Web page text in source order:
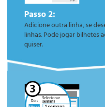
Passo 2:
Adicione outra linha, se
linhas. Pode jogar bilhetes
quiser.